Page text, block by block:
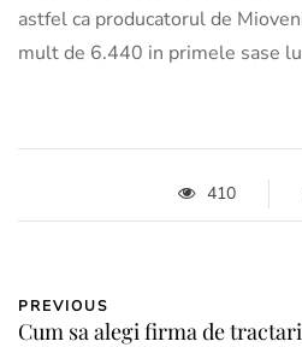
astfel ca producatorul de
mult de 6.440 in primele sase
410
PREVIOUS
Cum sa alegi firma de